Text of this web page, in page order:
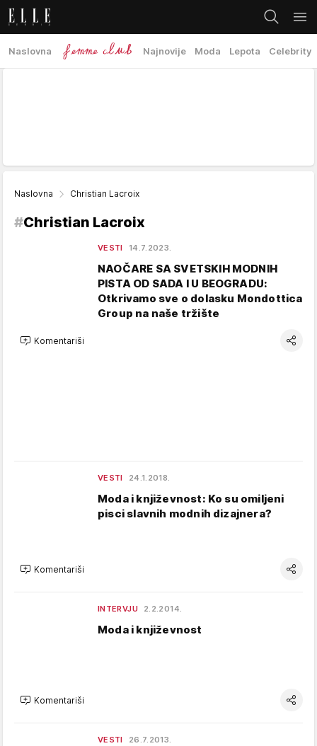
Naslovna Najnovije Moda Lepota Celebrity
Naslovna Christian Lacroix
#Christian Lacroix
VESTI 14.7.2023.
NAOČARE SA SVETSKIH MODNIH
PISTA OD SADA I U BEOGRADU:
Otkrivamo sve o dolasku Mondottica
Group na naše tržište
Komentariši
VESTI 24.1.2018.
Moda i književnost: Ko su omiljeni
pisci slavnih modnih dizajnera?
Komentariši
INTERVJU 2.2.2014.
Moda i književnost
Komentariši
VESTI 26.7.2013.